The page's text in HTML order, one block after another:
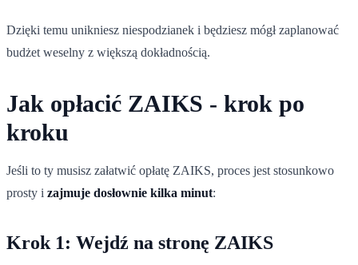
Dzięki temu unikniesz niespodzianek i będziesz mógł zaplanować
budżet weselny z większą dokładnością.
Jak opłacić ZAIKS - krok po
kroku
Jeśli to ty musisz załatwić opłatę ZAIKS, proces jest stosunkowo
prosty i zajmuje dosłownie kilka minut:
Krok 1: Wejdź na stronę ZAIKS